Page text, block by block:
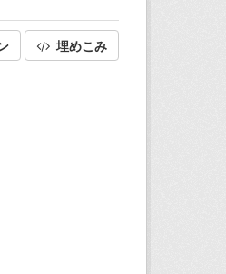
埋めこみ